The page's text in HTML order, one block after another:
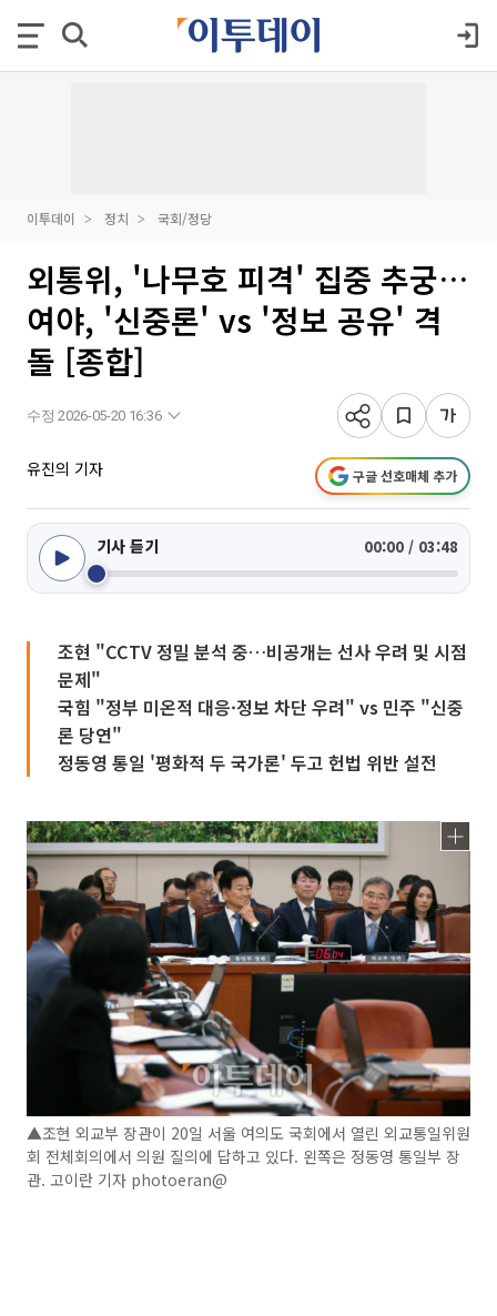
이투데이 정치 국회/정당
외통위, '나무호 피격' 집중 추궁…
여야, '신중론' vs '정보 공유' 격
돌 [종합]
수정 2026-05-20 16:36
유진의 기자 구글 선호매체 추가
기사 듣기 00:00 / 03:48
조현 "CCTV 정밀 분석 중…비공개는 선사 우려 및 시점
문제"
국힘 "정부 미온적 대응·정보 차단 우려" vs 민주 "신중
론 당연"
정동영 통일 '평화적 두 국가론' 두고 헌법 위반 설전
▲조현 외교부 장관이 20일 서울 여의도 국회에서 열린 외교통일위원
회 전체회의에서 의원 질의에 답하고 있다. 왼쪽은 정동영 통일부 장
관. 고이란 기자 photoeran@